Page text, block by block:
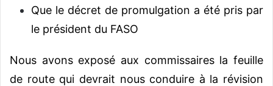
Que le décret de promulgation a été pris par
le président du FASO
Nous avons exposé aux commissaires la feuille
de route qui devrait nous conduire à la révision